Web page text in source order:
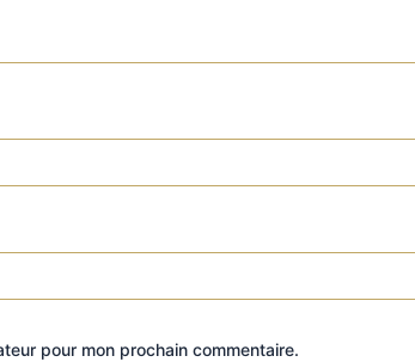
pour mon prochain commentaire.